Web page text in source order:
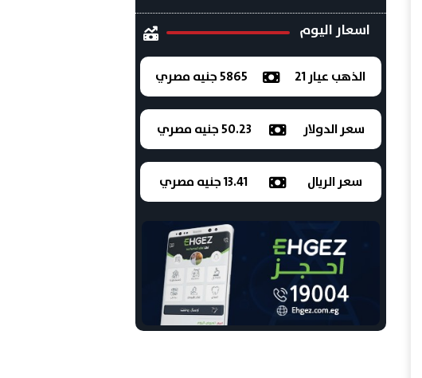
اسعار اليوم
الذهب عيار 21 5865 جنيه مصري
سعر الدولار 50.23 جنيه مصري
سعر الريال 13.41 جنيه مصري